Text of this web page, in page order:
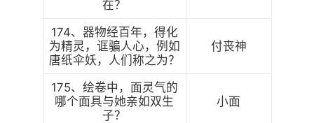
在？
174、器物经百年，得化
为精灵，诓骗人心，例如
唐纸伞妖，人们称之为？
付丧神
175、绘卷中，面灵气的
哪个面具与她亲如双生
子？
小面